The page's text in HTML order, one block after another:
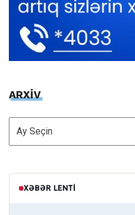
ARXİV
ARXİV
XƏBƏR LENTI